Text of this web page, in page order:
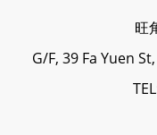
旺
G/F, 39 Fa Yuen